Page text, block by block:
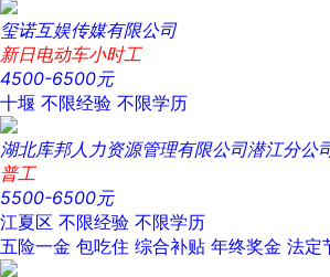
玺诺互娱传媒有限公司
新日电动车小时工
4500-6500元
十堰 不限经验 不限学历
湖北库邦人力资源管理有限公司潜江分公
普工
5500-6500元
江夏区 不限经验 不限学历
五险一金 包吃住 综合补贴 年终奖金 法定